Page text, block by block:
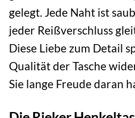
gelegt. Jede Naht ist
jeder Reißverschluss
Diese Liebe zum Detail
Qualität der Tasche
Sie lange Freude daran